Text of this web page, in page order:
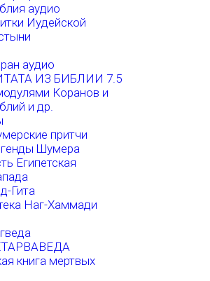
аудио
Иудейской
аудио
ИЗ БИБЛИИ 7.5
Коранов и
и др.
притчи
Шумера
Египетская
Гита
Наг-Хаммади
книга мертвых